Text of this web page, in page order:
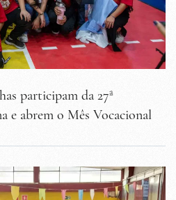
participam da 27ª
e abrem o Mês Vocacional